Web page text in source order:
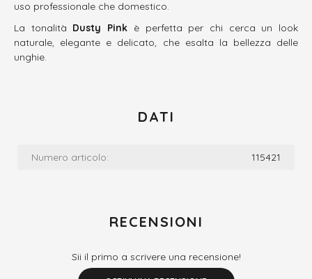
uso professionale che domestico.
La tonalità Dusty Pink è perfetta per chi cerca un look
naturale, elegante e delicato, che esalta la bellezza delle
unghie.
DATI
Numero articolo: 115421
RECENSIONI
Sii il primo a scrivere una recensione!